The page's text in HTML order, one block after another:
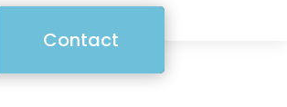
Contact